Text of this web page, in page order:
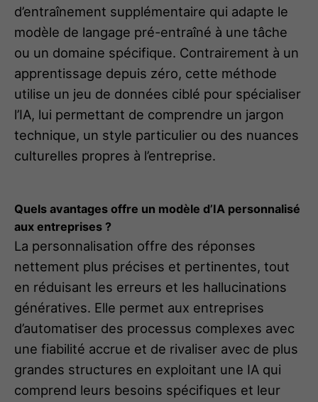
d’entraînement supplémentaire qui adapte le
modèle de langage pré-entraîné à une tâche
ou un domaine spécifique. Contrairement à un
apprentissage depuis zéro, cette méthode
utilise un jeu de données ciblé pour spécialiser
l’IA, lui permettant de comprendre un jargon
technique, un style particulier ou des nuances
culturelles propres à l’entreprise.
Quels avantages offre un modèle d’IA personnalisé
aux entreprises ?
La personnalisation offre des réponses
nettement plus précises et pertinentes, tout
en réduisant les erreurs et les hallucinations
génératives. Elle permet aux entreprises
d’automatiser des processus complexes avec
une fiabilité accrue et de rivaliser avec de plus
grandes structures en exploitant une IA qui
comprend leurs besoins spécifiques et leur